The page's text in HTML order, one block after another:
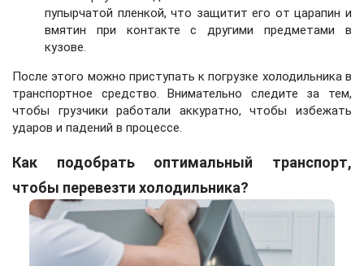
пупырчатой пленкой, что защитит его от царапин и
вмятин при контакте с другими предметами в
кузове.
После этого можно приступать к погрузке холодильника в
транспортное средство. Внимательно следите за тем,
чтобы грузчики работали аккуратно, чтобы избежать
ударов и падений в процессе.
Как подобрать оптимальный транспорт,
чтобы перевезти холодильника?